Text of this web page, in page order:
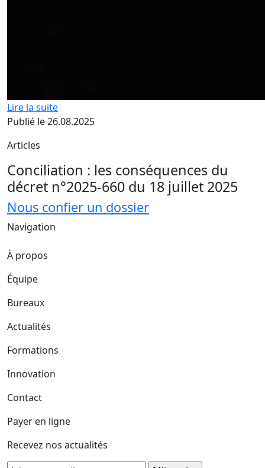
Lire la suite
Publié le 26.08.2025
Articles
Conciliation : les conséquences du
décret n°2025-660 du 18 juillet 2025
Nous confier un dossier
Navigation
À propos
Équipe
Bureaux
Actualités
Formations
Innovation
Contact
Payer en ligne
Recevez nos actualités